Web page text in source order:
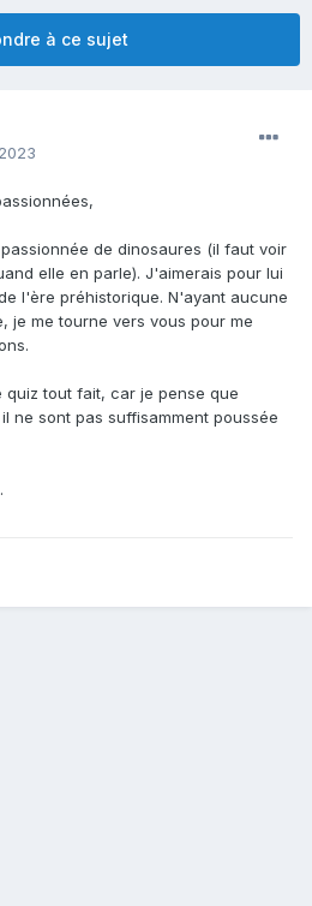
à ce sujet
de dinosaures (il faut voir
elle en parle). J'aimerais pour lui
l'ère préhistorique. N'ayant aucune
je me tourne vers vous pour me
quiz tout fait, car je pense que
ne sont pas suffisamment poussée